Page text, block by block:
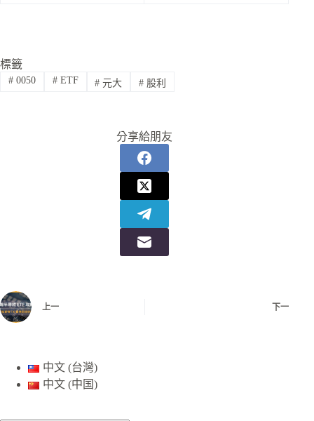
標籤
#0050 #ETF # 元大 # 股利
分享給朋友
上一 下一
中文 (台灣)
中文 (中国)